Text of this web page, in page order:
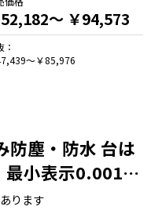
防塵・防水 台は
最小表示0.001㎏
㎏
ります
～ ￥94,573
：
～￥85,976